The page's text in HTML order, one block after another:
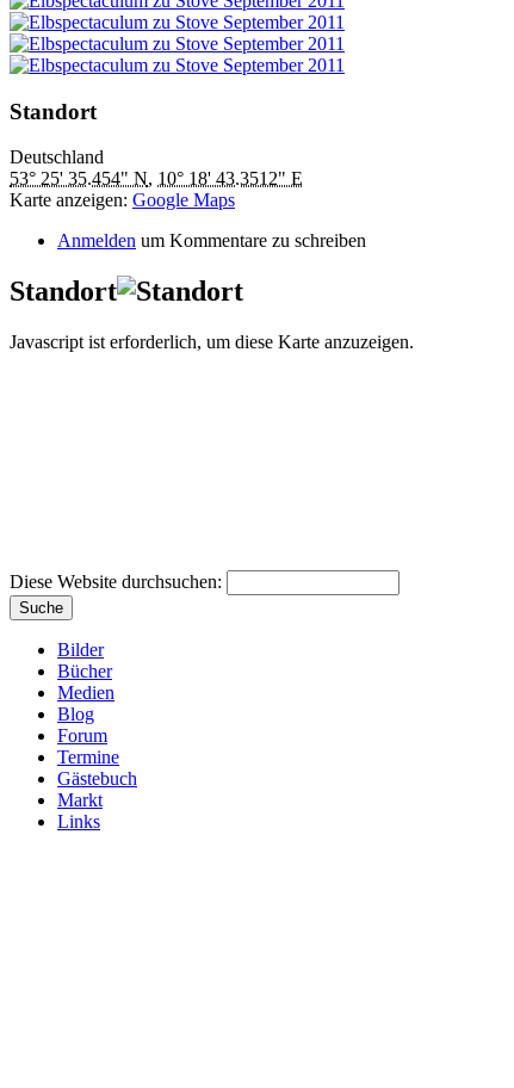
Standort
Deutschland
53° 25' 35.454" N, 10° 18' 43.3512" E
Karte anzeigen: Google Maps
Anmelden um Kommentare zu schreiben
Standort
Javascript ist erforderlich, um diese Karte anzuzeigen.
Diese Website durchsuchen:
Bilder
Bücher
Medien
Blog
Forum
Termine
Gästebuch
Markt
Links